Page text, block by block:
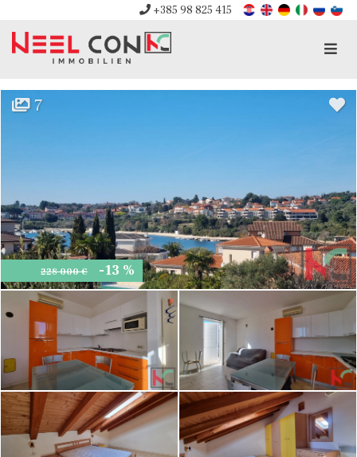
+385 98 825 415
7
228 000 € -13 %